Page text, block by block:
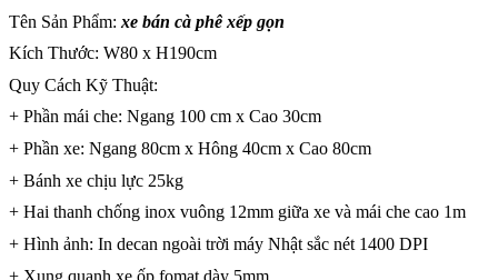
Tên Sản Phẩm: xe bán cà phê xếp gọn
Kích Thước: W80 x H190cm
Quy Cách Kỹ Thuật:
+ Phần mái che: Ngang 100 cm x Cao 30cm
+ Phần xe: Ngang 80cm x Hông 40cm x Cao 80cm
+ Bánh xe chịu lực 25kg
+ Hai thanh chống inox vuông 12mm giữa xe và mái che cao 1m
+ Hình ảnh: In decan ngoài trời máy Nhật sắc nét 1400 DPI
+ Xung quanh xe ốp fomat dày 5mm